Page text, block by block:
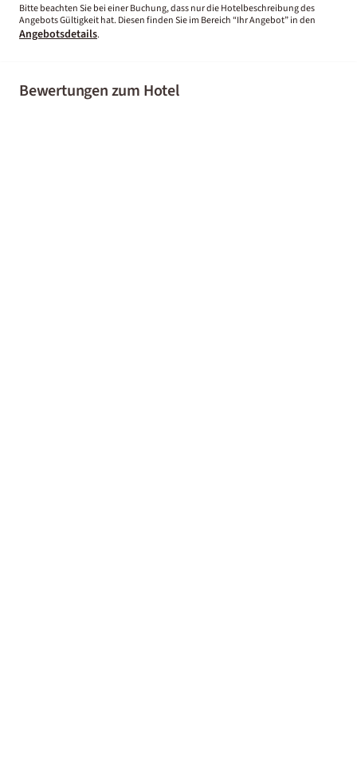
Bitte beachten Sie bei einer Buchung, dass nur die Hotelbeschreibung des
Angebots Gültigkeit hat. Diesen finden Sie im Bereich “Ihr Angebot” in den
Angebotsdetails.
Bewertungen zum Hotel